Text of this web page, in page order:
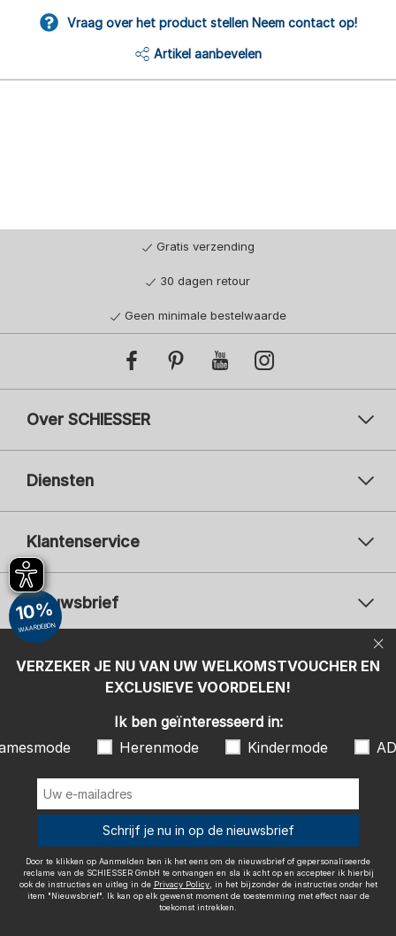
Vraag over het product stellen Neem contact op!
Artikel aanbevelen
Gratis verzending
30 dagen retour
Geen minimale bestelwaarde
Over SCHIESSER
Diensten
Klantenservice
Nieuwsbrief
Uw
Uw e-mailadres
Aanmelden
Herenmode
ADIDAS
Door te klikken op Aanmelden ben ik het eens om de nieuwsbrief of
gepersonaliseerde reclame van de SCHIESSER GmbH te ontvangen en
sla ik acht op en accepteer ik hierbij ook de instructies en uitleg in de
, in het bijzonder de instructies onder het item
effect naar de toekomst intrekken.
Betaalwijzen
Wij bezorgen met
VERZEKER JE NU VAN UW WELKOMSTVOUCHER EN
EXCLUSIEVE VOORDELEN!
10%
WAARDEBON
Ik ben geïnteresseerd in:
Herenmode Kindermode
Schrijf je nu in op de nieuwsbrief
Door te klikken op Aanmelden ben ik het eens om de nieuwsbrief of gepersonaliseerde
reclame van de SCHIESSER GmbH te ontvangen en sla ik acht op en accepteer ik hierbij
ook de instructies en uitleg in de Privacy Policy, in het bijzonder de instructies onder het
item "Nieuwsbrief". Ik kan op elk gewenst moment de toestemming met effect naar de
toekomst intrekken.